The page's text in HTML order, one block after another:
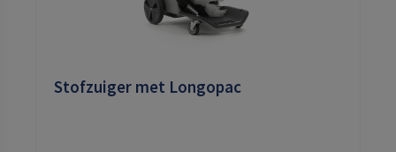
Stofzuiger met Longopac